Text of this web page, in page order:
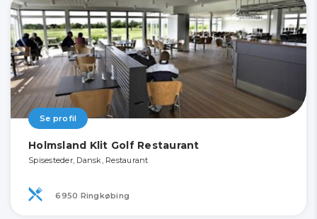
Se profil
Holmsland Klit Golf Restaurant
Spisesteder, Dansk, Restaurant
6950 Ringkøbing